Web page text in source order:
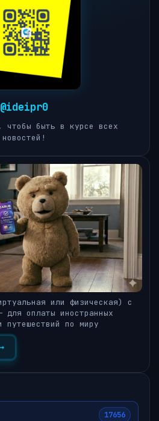
@ideipr0
чтобы быть в курсе всех
новостей!
или физическая) с
для оплаты иностранных
путешествий по миру
17656